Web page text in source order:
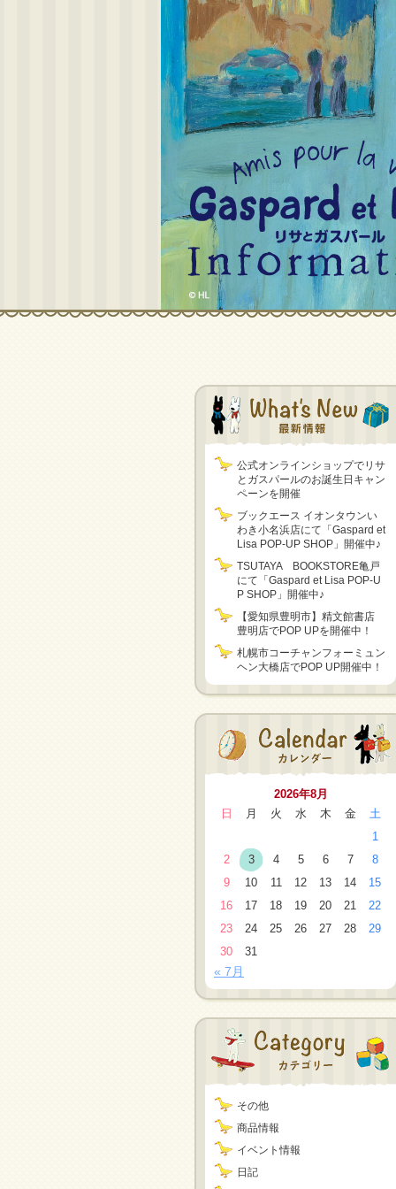
公式オンラインショップでリサ
とガスパールのお誕生日キャン
ペーンを開催
ブックエース イオンタウンい
わき小名浜店にて「Gaspard et
Lisa POP-UP SHOP」開催中♪
TSUTAYA BOOKSTORE亀戸
にて「Gaspard et Lisa POP-U
P SHOP」開催中♪
【愛知県豊明市】精文館書店
豊明店でPOP UPを開催中！
札幌市コーチャンフォーミュン
ヘン大橋店でPOP UP開催中！
2026年8月
日
月 火 水 木 金
土
1
2
3 4 5 6 7
8
9
10 11 12 13 14
15
16
17 18 19 20 21
22
23
24 25 26 27 28
29
30
31
« 7月
その他
商品情報
イベント情報
日記